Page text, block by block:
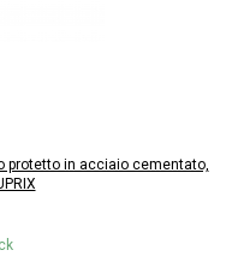
protetto in acciaio cementato,